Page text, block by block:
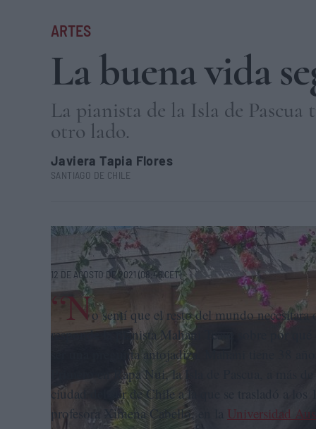
ARTES
La buena vida
La pianista de la Isla de
otro lado.
Javiera Tapia Flores
SANTIAGO DE CHILE
La pianista Mahani Teave, en un recital en la Escuela de
12 DE AGOSTO DE 2021 (08:46 CET)
“No sentí que el resto del mundo necesitara
responde la pianista Mahani Teave sobre por
ser una pregunta antojadiza. Mahani tiene 38
Primero en Rapa Nui, la Isla de Pascua, a más
ciudad del sur de Chile a la que se trasladó a los
profesora Ximena Cabello, en la Universidad